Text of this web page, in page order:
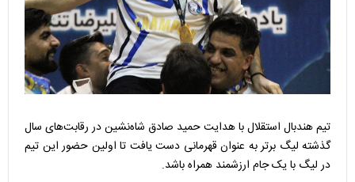
تیم هندبال استقلال با هدایت حمید صادق شاه‌نشین در رقابت‌های سال
گذشته لیگ برتر به عنوان قهرمانی دست یافت تا اولین حضور این تیم
در لیگ با یک جام ارزشمند همراه باشد.